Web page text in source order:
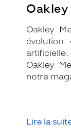
Oakley
évolution
Oakley
notre
Lire la